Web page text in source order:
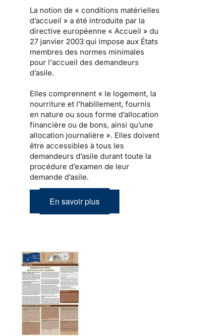
La notion de « conditions matérielles
d’accueil » a été introduite par la
directive européenne « Accueil » du
27 janvier 2003 qui impose aux États
membres des normes minimales
pour l’accueil des demandeurs
d’asile.
Elles comprennent « le logement, la
nourriture et l’habillement, fournis
en nature ou sous forme d’allocation
financière ou de bons, ainsi qu’une
allocation journalière ». Elles doivent
être accessibles à tous les
demandeurs d’asile durant toute la
procédure d’examen de leur
demande d’asile.
En savoir plus